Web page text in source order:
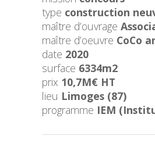
type construction
maître d’ouvrage
maître d’oeuvre CoCo
date 2020
surface 6334m2
prix 10,7M€ HT
lieu Limoges (87)
programme IEM